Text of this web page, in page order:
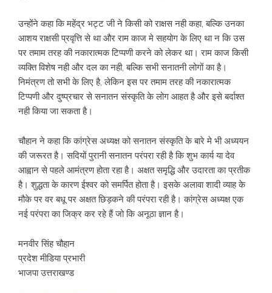
उन्होंने कहा कि महेंद्र भट्ट जी ने किसी को राक्षस नही कहा, बल्कि उनका
आशय राक्षसी प्रवृत्ति से था और राम काज मे सहयोग के लिए था न कि उस
पर तमाम तरह की नकारात्मक टिप्पणी करने को लेकर था। राम काज किसी
व्यक्ति विशेष नही और दल का नही, बल्कि सभी सनातनी लोगों का है।
निमंत्रण तो सभी के लिए है, लेकिन इस पर तमाम तरह की नकारात्मक
टिप्पणी और दुष्प्रचार से सनातन संस्कृति के लोग आहत है और इसे बर्दाश्त
नही किया जा सकता है।
चौहान ने कहा कि कांग्रेस अध्यक्ष को सनातन संस्कृति के बारे मे भी अध्ययन
की जरूरत है। सदियों पुरानी सनातन परंपरा रही है कि शुभ कार्य या देव
आह्वान से पहले आमंत्रण होता रहा है। अक्षत समृद्धि और उदारता का प्रतीक
है। शुद्धता के कारण ईश्वर को समर्पित होता है। इसके अलावा शादी व्याह के
मौके पर वर बधू पर अक्षत छिड़कने की परंपरा रही है। कांग्रेस अध्यक्ष एक
नई परंपरा का जिक्र कर रहे हैं जो कि अनूठा ज्ञान है।
मनवीर सिंह चौहान
प्रदेश मीडिया प्रभारी
भाजपा उत्तराखण्ड